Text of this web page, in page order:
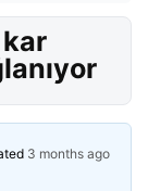
kar
3 months ago